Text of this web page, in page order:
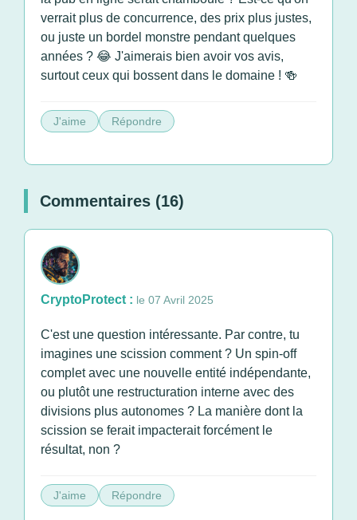
verrait plus de concurrence, des prix plus justes,
ou juste un bordel monstre pendant quelques
années ? 😂 J'aimerais bien avoir vos avis,
surtout ceux qui bossent dans le domaine ! 🍻
J'aime Répondre
Commentaires (16)
CryptoProtect : le 07 Avril 2025
C'est une question intéressante. Par contre, tu
imagines une scission comment ? Un spin-off
complet avec une nouvelle entité indépendante,
ou plutôt une restructuration interne avec des
divisions plus autonomes ? La manière dont la
scission se ferait impacterait forcément le
résultat, non ?
J'aime Répondre